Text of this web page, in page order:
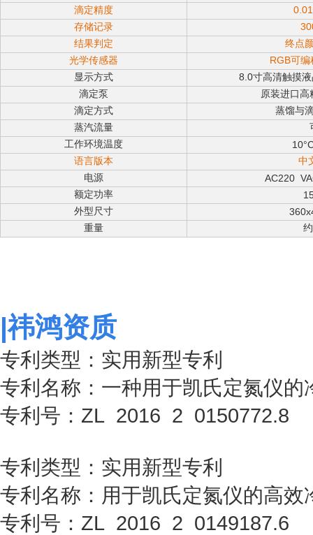
滴定精度
存储记录
结果判定
终点
光学传感器
RGB可
显示方式
8.0寸高清触摸
滴定泵
原装进口高
滴定方式
蒸馏与
蒸汽流量
工作环境温度
语言版本
中
电源
AC220
额定功率
外型尺寸
重量
|祎鸿资质
专利类型：实用新型专利
专利名称：一种用于凯氏定氮仪
专利号：ZL 2016 2 0150772.8
专利类型：实用新型专利
专利名称：用于凯氏定氮仪的高效
专利号：ZL 2016 2 0149187.6